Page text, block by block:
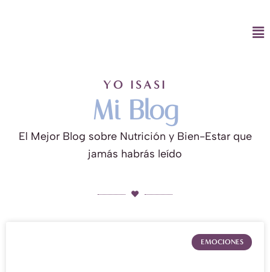
YO ISASI
Mi Blog
El Mejor Blog sobre Nutrición y Bien-Estar que
jamás habrás leído
EMOCIONES